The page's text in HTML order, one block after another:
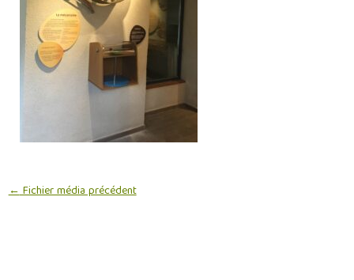
←Fichier média précédent